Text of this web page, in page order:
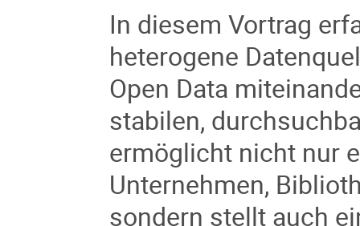
In diesem Vortrag
heterogene
Open Data
stabilen,
ermöglicht nicht nur
Unternehmen,
sondern stellt auch